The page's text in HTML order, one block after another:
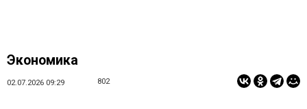
Экономика
02.07.2026 09:29 802